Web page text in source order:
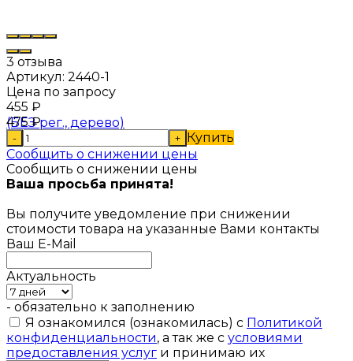
3 отзыва
Артикул: 2440-1
Цена по запросу
455 ₽
475₽
- + Купить
Сообщить о снижении цены
Сообщить о снижении цены
Ваша просьба принята!
Вы получите уведомление при снижении
стоимости товара на указанные Вами контакты
Ваш E-Mail
Актуальность
- обязательно к заполнению
Я ознакомился (ознакомилась) с Политикой
конфиденциальности, а так же с условиями
предоставления услуг и принимаю их